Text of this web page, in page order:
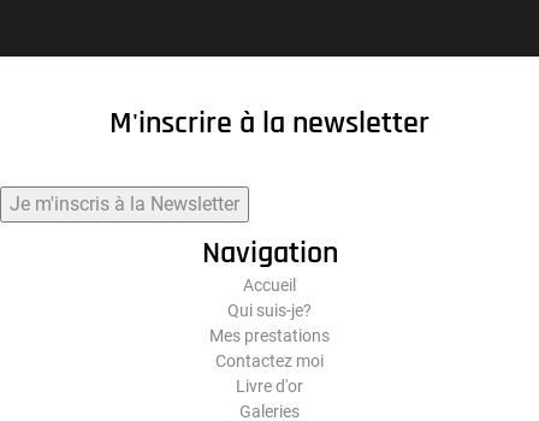
M'inscrire à la newsletter
Je m'inscris à la Newsletter
Navigation
Accueil
Qui suis-je?
Mes prestations
Contactez moi
Livre d'or
Galeries